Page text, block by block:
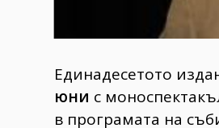
Единадесетото
юни с
в програмата на